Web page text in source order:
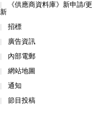
《供應商資料庫》新申請/更
新
招標
廣告資訊
內部電郵
網站地圖
通知
節目投稿